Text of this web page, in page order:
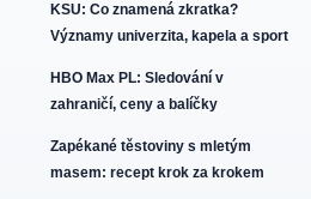
KSU: Co znamená zkratka?
Významy univerzita, kapela a sport
HBO Max PL: Sledování v
zahraničí, ceny a balíčky
Zapékané těstoviny s mletým
masem: recept krok za krokem